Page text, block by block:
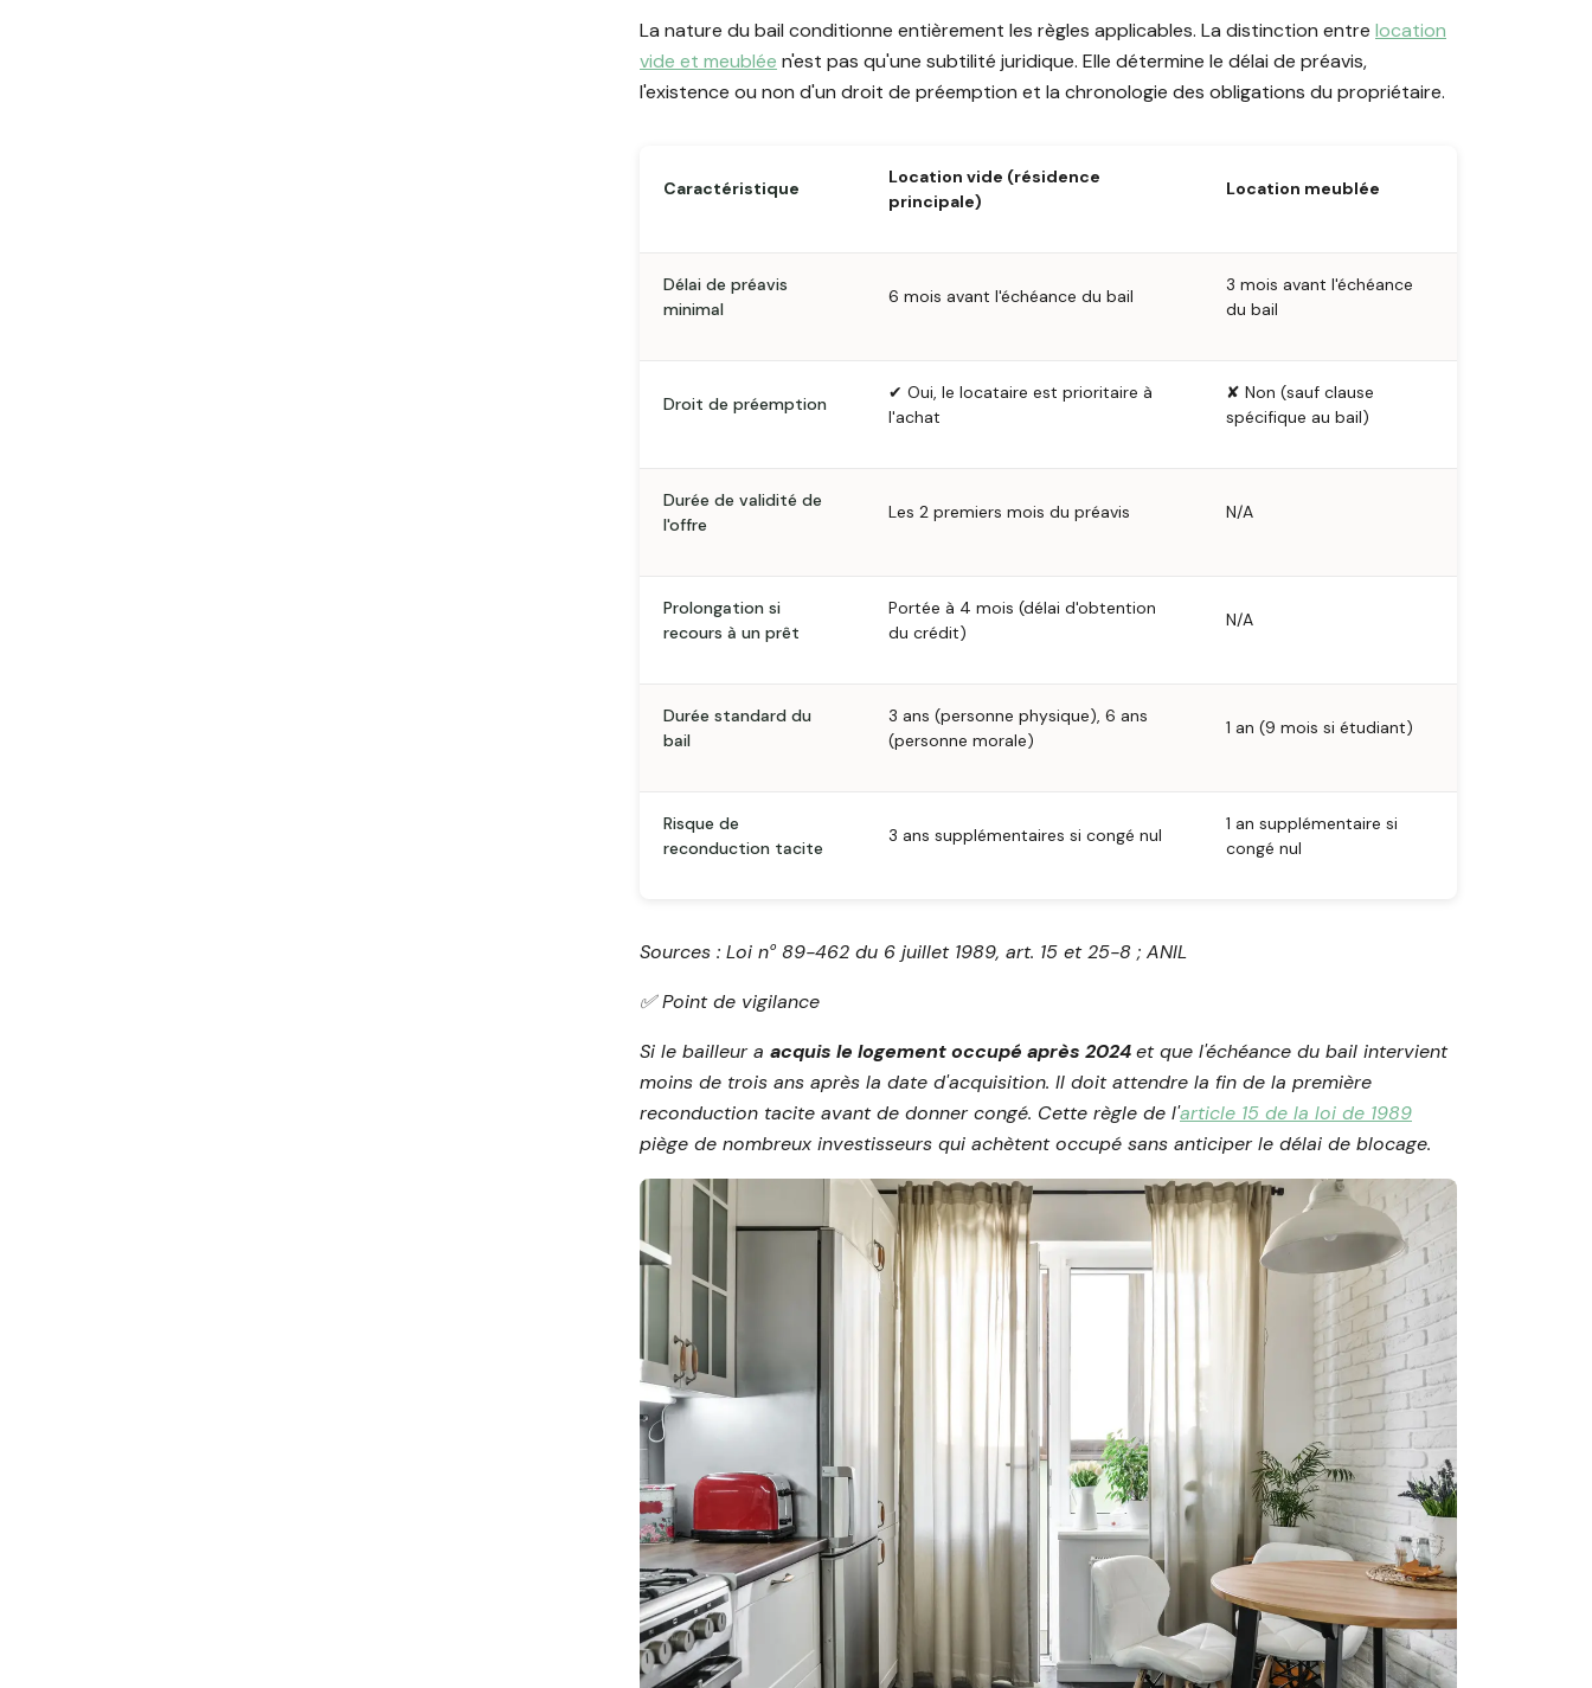
La nature du bail conditionne entièrement les règles applicables. La distinction entre location
vide et meublée n'est pas qu'une subtilité juridique. Elle détermine le délai de préavis,
l'existence ou non d'un droit de préemption et la chronologie des obligations du propriétaire.
Caractéristique
Location vide (résidence
principale)
Location meublée
Délai de préavis
minimal
6 mois avant l'échéance du bail
3 mois avant l'échéance
du bail
Droit de préemption
✔ Oui, le locataire est prioritaire à
l'achat
✘ Non (sauf clause
spécifique au bail)
Durée de validité de
l'offre
Les 2 premiers mois du préavis N/A
Prolongation si
recours à un prêt
Portée à 4 mois (délai d'obtention
du crédit)
N/A
Durée standard du
bail
3 ans (personne physique), 6 ans
(personne morale)
1 an (9 mois si étudiant)
Risque de
reconduction tacite
3 ans supplémentaires si congé nul
1 an supplémentaire si
congé nul
Sources : Loi nᵒ 89-462 du 6 juillet 1989, art. 15 et 25-8 ; ANIL
✅️ Point de vigilance
Si le bailleur a acquis le logement occupé après 2024et que l'échéance du bail intervient
moins de trois ans après la date d'acquisition. Il doit attendre la fin de la première
reconduction tacite avant de donner congé. Cette règle de l'article 15 de la loi de 1989
piège de nombreux investisseurs qui achètent occupé sans anticiper le délai de blocage.